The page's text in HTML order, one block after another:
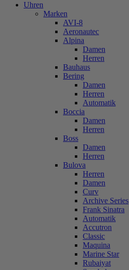
Uhren
Marken
AVI-8
Aeronautec
Alpina
Damen
Herren
Bauhaus
Bering
Damen
Herren
Automatik
Boccia
Damen
Herren
Boss
Damen
Herren
Bulova
Herren
Damen
Curv
Archive Series
Frank Sinatra
Automatik
Accutron
Classic
Maquina
Marine Star
Rubaiyat